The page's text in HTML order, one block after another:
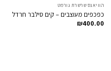
Wishlist
המלאי אזלהוויאנס שרשרת גורמט
כפכפים מעוצבים – קים סילבר חרדל
₪400.00